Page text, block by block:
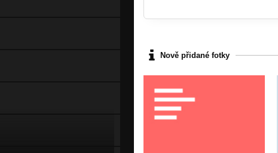
Nově přidané fotky